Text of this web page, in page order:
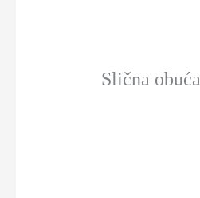
Slična obuća